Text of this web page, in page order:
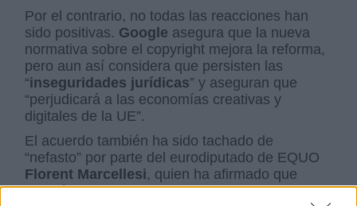
Por el contrario, no todas las reacciones han
sido positivas. Google asegura que la nueva
normativa sobre el copyright mejora la reforma,
pero aun así considera que persisten las
“inseguridades jurídicas” y aseguran que
“perjudicará a las economías creativas y
digitales de la UE”.
El acuerdo también ha sido tachado de
“nefasto” por parte del eurodiputado de EQUO
Florent Marcellesi, quien ha afirmado que
llevará una “menor pluralidad” en internet, por